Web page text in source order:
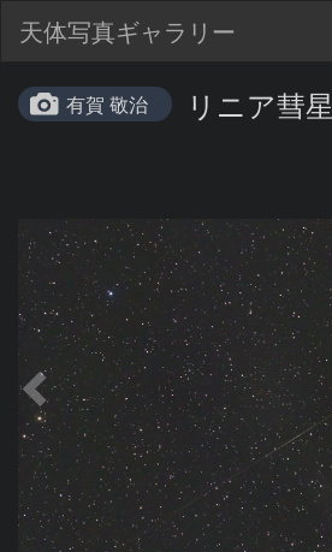
天体写真ギャラリー
有賀 敬治 リニア彗星